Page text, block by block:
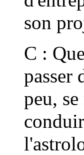
son
C :
passer
peu,